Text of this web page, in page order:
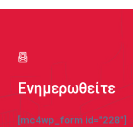
Ενημερωθείτε
[mc4wp_form id="228"]